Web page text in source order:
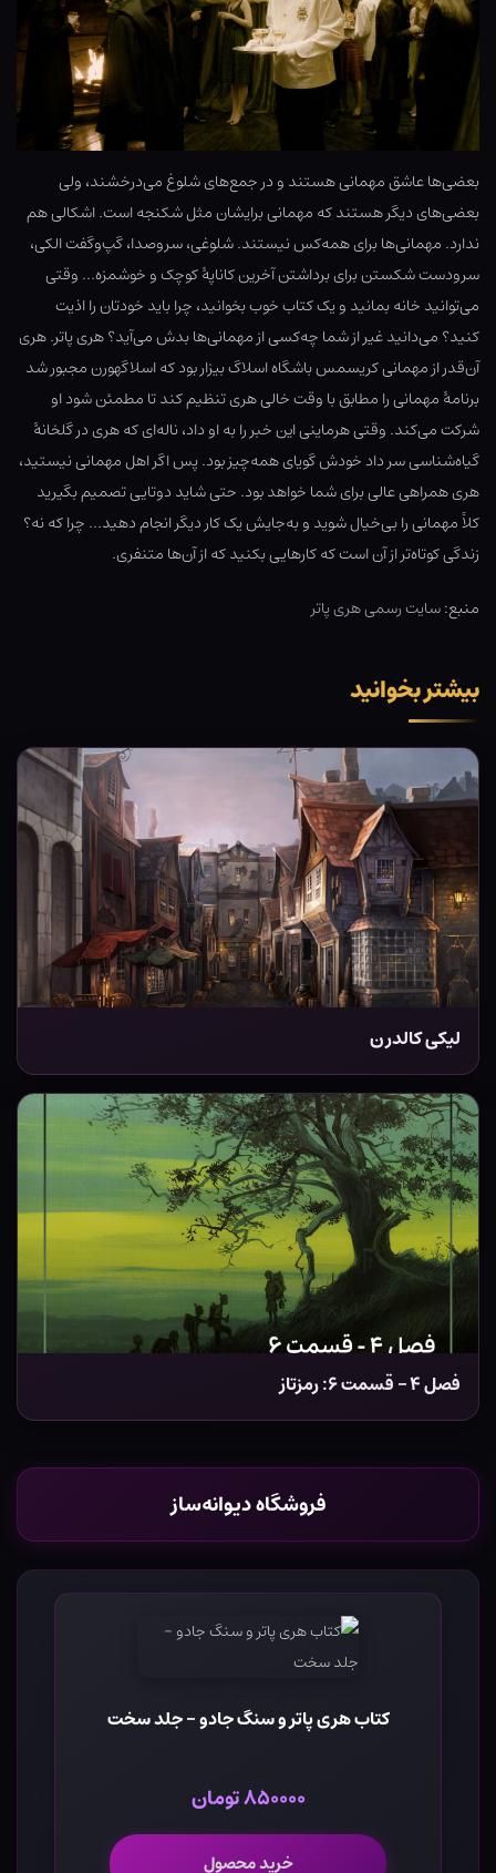
بعضی‌ها عاشق مهمانی هستند و در جمع‌های شلوغ می‌درخشند، ولی
بعضی‌های دیگر هستند که مهمانی برایشان مثل شکنجه است. اشکالی هم
ندارد. مهمانی‌ها برای همه‌کس نیستند. شلوغی، سروصدا، گپ‌وگفت الکی،
سرودست شکستن برای برداشتن آخرین کاناپهٔ کوچک و خوشمزه… وقتی
می‌توانید خانه بمانید و یک کتاب خوب بخوانید، چرا باید خودتان را اذیت
کنید؟ می‌دانید غیر از شما چه‌کسی از مهمانی‌ها بدش می‌آید؟ هری پاتر. هری
آن‌قدر از مهمانی کریسمس باشگاه اسلاگ بیزار بود که اسلاگهورن مجبور شد
برنامهٔ مهمانی را مطابق با وقت خالی هری تنظیم کند تا مطمئن شود او
شرکت می‌کند. وقتی هرماینی این خبر را به او داد، ناله‌ای که هری در گلخانهٔ
گیاه‌شناسی سر داد خودش گویای همه‌چیز بود. پس اگر اهل مهمانی نیستید،
هری همراهی عالی برای شما خواهد بود. حتی شاید دوتایی تصمیم بگیرید
کلاً مهمانی را بی‌خیال شوید و به‌جایش یک کار دیگر انجام دهید… چرا که نه؟
زندگی کوتاه‌تر از آن است که کارهایی بکنید که از آن‌ها متنفری.
منبع:سایت رسمی هری پاتر
بیشتر بخوانید
لیکی کالدرن
فصل ۴ – قسمت ۶: رمزتاز
فروشگاه دیوانه‌ساز
کتاب هری پاتر و سنگ جادو - جلد سخت
۸۵۰۰۰۰ تومان
خرید محصول